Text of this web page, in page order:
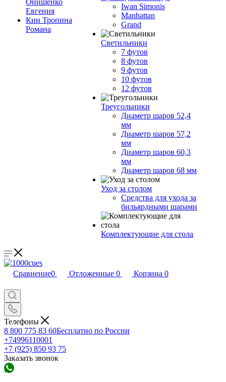
Онищенко
Евгения
Кии Тропина
Романа
Iwan Simonis
Manhattan
Grand
Светильники
7 футов
8 футов
9 футов
10 футов
12 футов
Треугольники
Диаметр шаров 52,4
мм
Диаметр шаров 57,2
мм
Диаметр шаров 60,3
мм
Диаметр шаров 68 мм
Уход за столом
Средства для ухода за
бильярдными шарами
Комплектующие для стола
Сравнение0 Отложенные 0 Корзина 0
Телефоны
8 800 775 83 60Бесплатно по России
+74996110001
+7 (925) 850 93 75
Заказать звонок